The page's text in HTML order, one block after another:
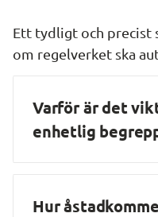
Ett tydligt och precist
om regelverket ska
Varför är det
enhetlig
Hur